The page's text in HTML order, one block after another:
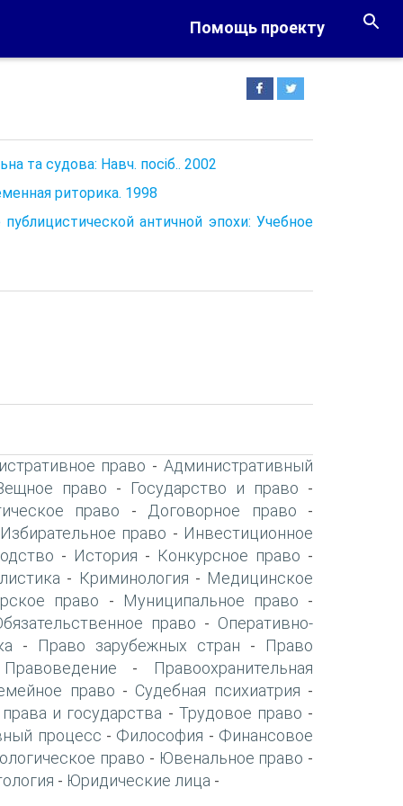
Помощь проекту
та судова: Навч. посіб.. 2002
риторика. 1998
античной эпохи: Учебное
право -Административный
право - Государство и право -
право - Договорное право -
Избирательное право - Инвестиционное
- История - Конкурсное право -
- Криминология - Медицинское
право - Муниципальное право -
право - Оперативно-
- Право зарубежных стран -
Право
Правоведение -
Правоохранительная
право - Судебная психиатрия -
и государства - Трудовое право -
процесс - Философия - Финансовое
право - Ювенальное право -
- Юридические лица -